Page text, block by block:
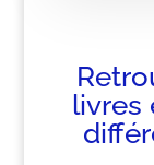
livres